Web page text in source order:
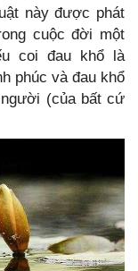
này được phát
cuộc đời một
coi đau khổ là
phúc và đau khổ
(của bất cứ